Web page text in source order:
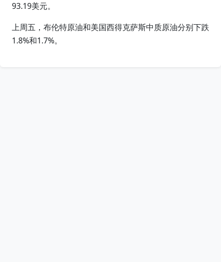
93.19美元。
上周五，布伦特原油和美国西得克萨斯中质原油分别下跌
1.8%和1.7%。